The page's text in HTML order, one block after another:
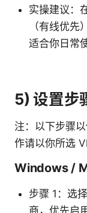
实操建议：
（有线优
适合你日常
5) 设置步
注：以下步骤
作请以你所选
Windows /
步骤 1：选